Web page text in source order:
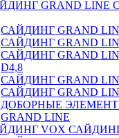
САЙДИНГ GRAND
САЙДИНГ GRAND
САЙДИНГ GRAND
D4,8
САЙДИНГ GRAND
САЙДИНГ GRAND
ДОБОРНЫЕ
GRAND LINE